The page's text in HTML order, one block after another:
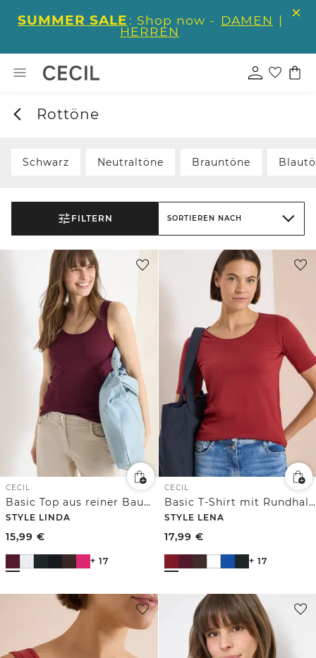
SUMMER SALE : Shop now - DAMEN |
HERREN
Rottöne
Schwarz Neutraltöne Brauntöne
FILTERN SORTIEREN NACH
CECIL
Basic Top aus reiner Baumwolle
STYLE LINDA
15,99 €
+ 17
CECIL
Basic T-Shirt mit Rundhals in Unifarbe
STYLE LENA
17,99 €
+ 17